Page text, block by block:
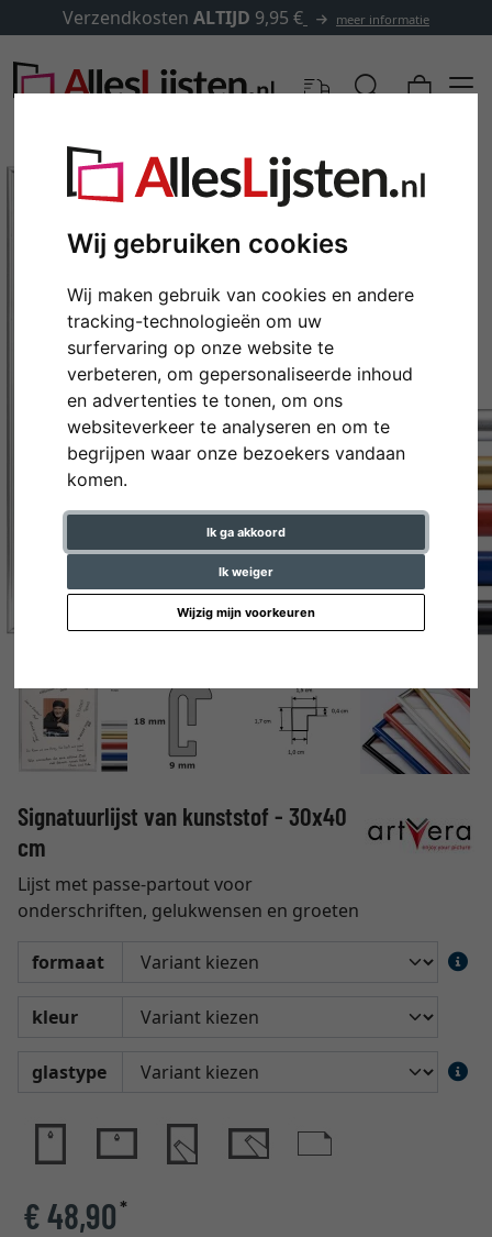
Wij gebruiken cookies
Wij maken gebruik van cookies en andere
tracking-technologieën om uw
surfervaring op onze website te
verbeteren, om gepersonaliseerde inhoud
en advertenties te tonen, om ons
websiteverkeer te analyseren en om te
begrijpen waar onze bezoekers vandaan
komen.
Ik ga akkoord
Ik weiger
Wijzig mijn voorkeuren
Verzendkosten ALTIJD 9,95 € meer informatie
Terug
Signatuurlijst van kunststof - 30x40
cm
Lijst met passe-partout voor
onderschriften, gelukwensen en groeten
formaat
kleur
glastype
€ 48,90*